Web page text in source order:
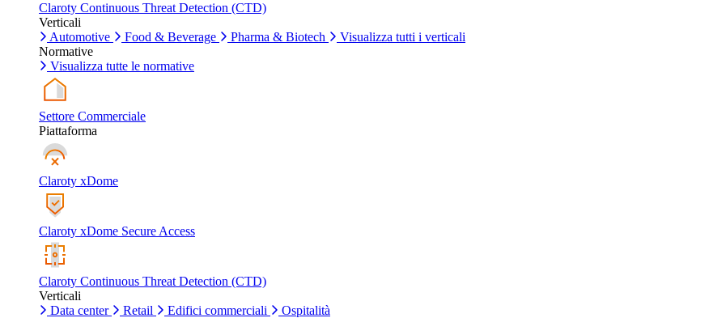
Claroty Continuous Threat Detection (CTD)
Verticali
Automotive
Food & Beverage Pharma & Biotech
Visualizza tutti i verticali
Normative
Visualizza tutte le normative
Settore Commerciale
Piattaforma
Claroty xDome
Claroty xDome Secure Access
Claroty Continuous Threat Detection (CTD)
Verticali
Data center
Retail Edifici commerciali Ospitalità